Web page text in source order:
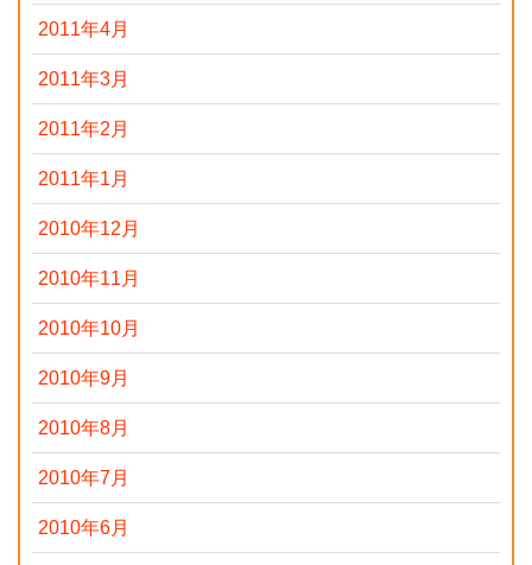
2011年4月
2011年3月
2011年2月
2011年1月
2010年12月
2010年11月
2010年10月
2010年9月
2010年8月
2010年7月
2010年6月